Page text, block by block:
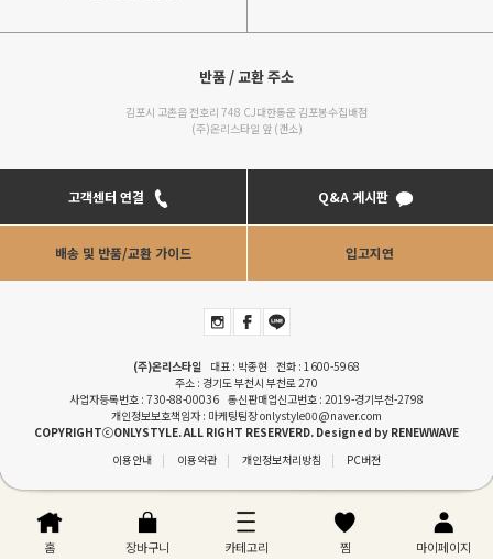
홈 장바구니 카테고리 찜 마이페이지
반품 / 교환 주소
김포시 고촌읍 전호리 748 CJ대한통운 김포봉수집배점
(주)온리스타일 앞 (갠소)
고객센터 연결 Q&A 게시판
배송 및 반품/교환 가이드 입고지연
(주)온리스타일 대표 : 박종현 전화 : 1600-5968
주소 : 경기도 부천시 부천로 270
사업자등록번호 : 730-88-00036 통신판매업신고번호 : 2019-경기부천-2798
개인정보보호책임자 : 마케팅팀장onlystyle00@naver.com
COPYRIGHTⓒONLYSTYLE. ALL RIGHT RESERVERD. Designed by RENEWWAVE
이용안내
| 이용약관 | 개인정보처리방침 | PC버젼